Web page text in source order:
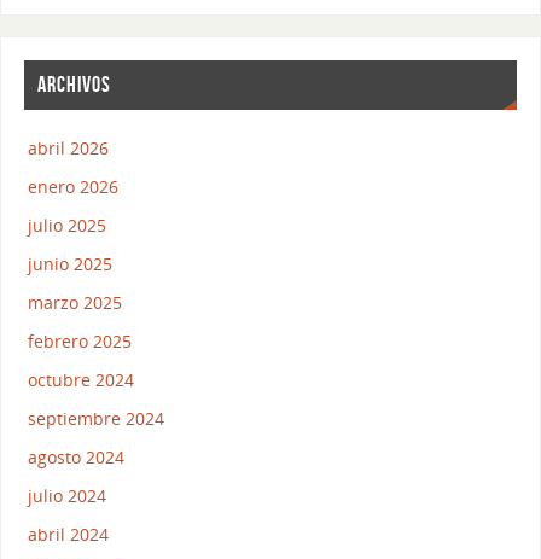
ARCHIVOS
abril 2026
enero 2026
julio 2025
junio 2025
marzo 2025
febrero 2025
octubre 2024
septiembre 2024
agosto 2024
julio 2024
abril 2024